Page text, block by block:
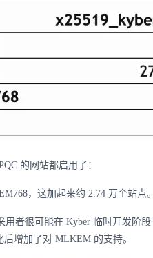
的网站都启用了：
，这加起来约 2.74 万个站点
用者很可能在 Kyber 临时开发阶段
增加了对 MLKEM 的支持。